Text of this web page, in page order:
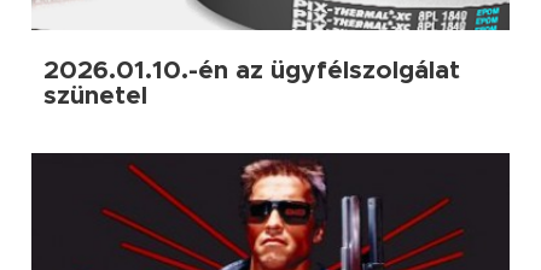
2026.01.10.-én az ügyfélszolgálat
szünetel